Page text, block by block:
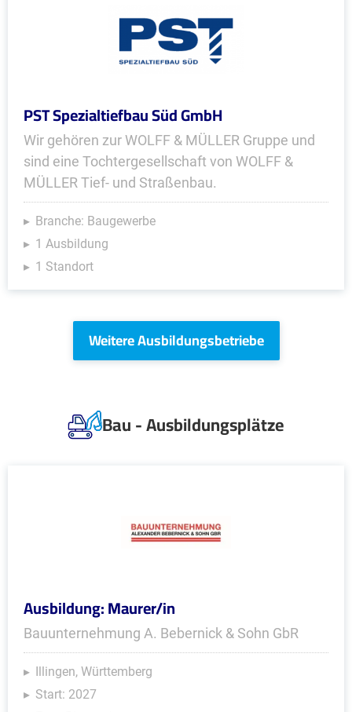
PST Spezialtiefbau Süd GmbH
Wir gehören zur WOLFF & MÜLLER Gruppe und
sind eine Tochtergesellschaft von WOLFF &
MÜLLER Tief- und Straßenbau.
Branche: Baugewerbe
1 Ausbildung
1 Standort
Weitere Ausbildungsbetriebe
Bau - Ausbildungsplätze
Ausbildung: Maurer/in
Bauunternehmung A. Bebernick & Sohn GbR
Illingen, Württemberg
Start: 2027